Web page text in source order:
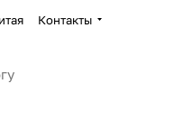
Контакты